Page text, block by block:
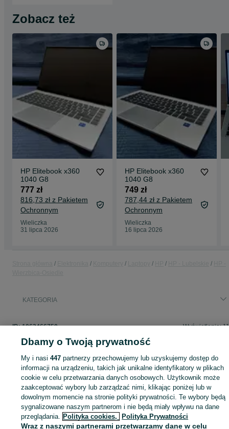
Zobacz też
HP Elitebook x360
1040 G8
777 zł
816,73 zł z Pakietem
Ochronnym
Wieliczka
31 lipca 2026
HP Elitebook x360
1040 G8
749 zł
787,44 zł z Pakietem
Ochronnym
Wieliczka
16 lipca 2026
KATEGORIA
ID:1063466750 Wyświetlenia:
Zaloguj się lub załóż konto na OLX, aby skontaktować się z
sprzedającym
Zaloguj się / Załóż konto
Dbamy o Twoją prywatność
My i nasi447 partnerzy przechowujemy lub uzyskujemy dostęp do
informacji na urządzeniu, takich jak unikalne identyfikatory w plikach
cookie w celu przetwarzania danych osobowych. Użytkownik może
zaakceptować wybory lub zarządzać nimi, klikając poniżej lub w
dowolnym momencie na stronie polityki prywatności. Te wybory będą
sygnalizowane naszym partnerom i nie będą miały wpływu na dane
przeglądania. Polityka cookies, Polityka Prywatności
Wraz z naszymi partnerami przetwarzamy dane w celu